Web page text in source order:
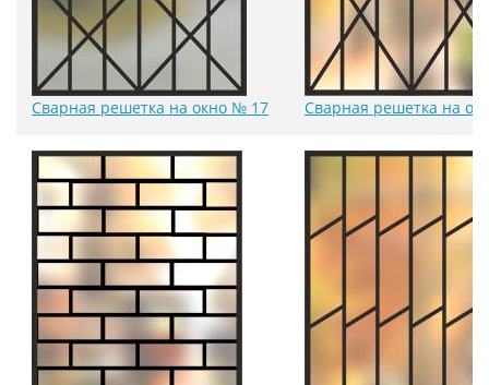
Сварная решетка на окно № 17 Сварная решетка на